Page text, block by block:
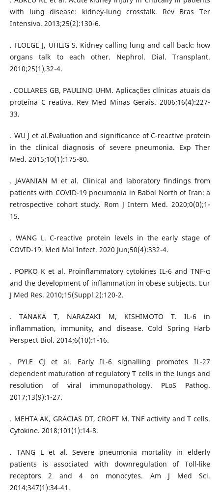
with lung disease: kidney-lung crosstalk. Rev Bras Ter
Intensiva. 2013;25(2):130-6.
. FLOEGE J, UHLIG S. Kidney calling lung and call back: how
organs talk to each other. Nephrol. Dial. Transplant.
2010;25(1),32-4.
. COLLARES GB, PAULINO UHM. Aplicações clínicas atuais da
proteína C reativa. Rev Med Minas Gerais. 2006;16(4):227-
33.
. WU J et al.Evaluation and significance of C-reactive protein
in the clinical diagnosis of severe pneumonia. Exp Ther
Med. 2015;10(1):175-80.
. JAVANIAN M et al. Clinical and laboratory findings from
patients with COVID-19 pneumonia in Babol North of Iran: a
retrospective cohort study. Rom J Intern Med. 2020;0(0);1-
15.
. WANG L. C-reactive protein levels in the early stage of
COVID-19. Med Mal Infect. 2020 Jun;50(4):332-4.
. POPKO K et al. Proinflammatory cytokines IL-6 and TNF-α
and the development of inflammation in obese subjects. Eur
J Med Res. 2010;15(Suppl 2):120-2.
. TANAKA T, NARAZAKI M, KISHIMOTO T. IL-6 in
inflammation, immunity, and disease. Cold Spring Harb
Perspect Biol. 2014;6(10):1-16.
. PYLE CJ et al. Early IL-6 signalling promotes IL-27
dependent maturation of regulatory T cells in the lungs and
resolution of viral immunopathology. PLoS Pathog.
2017;13(9):1-27.
. MEHTA AK, GRACIAS DT, CROFT M. TNF activity and T cells.
Cytokine. 2018;101(1):14-8.
. TANG L et al. Severe pneumonia mortality in elderly
patients is associated with downregulation of Toll-like
receptors 2 and 4 on monocytes. Am J Med Sci.
2014;347(1):34-41.